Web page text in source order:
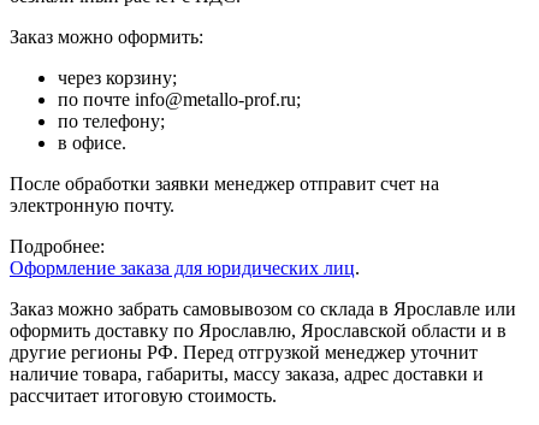
Заказ можно оформить:
через корзину;
по почте info@metallo-prof.ru;
по телефону;
в офисе.
После обработки заявки менеджер отправит счет на
электронную почту.
Подробнее:
Оформление заказа для юридических лиц.
Заказ можно забрать самовывозом со склада в Ярославле или
оформить доставку по Ярославлю, Ярославской области и в
другие регионы РФ. Перед отгрузкой менеджер уточнит
наличие товара, габариты, массу заказа, адрес доставки и
рассчитает итоговую стоимость.